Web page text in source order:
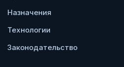
Назначения
Технологии
Законодательство